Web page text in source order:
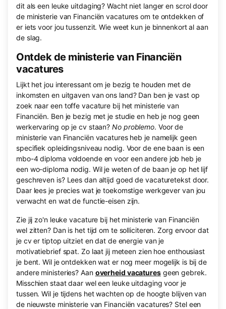
dit als een leuke uitdaging? Wacht niet langer en scrol door
de ministerie van Financiën vacatures om te ontdekken of
er iets voor jou tussenzit. Wie weet kun je binnenkort al aan
de slag.
Ontdek de ministerie van Financiën
vacatures
Lijkt het jou interessant om je bezig te houden met de
inkomsten en uitgaven van ons land? Dan ben je vast op
zoek naar een toffe vacature bij het ministerie van
Financiën. Ben je bezig met je studie en heb je nog geen
werkervaring op je cv staan?No problemo. Voor de
ministerie van Financiën vacatures heb je namelijk geen
specifiek opleidingsniveau nodig. Voor de ene baan is een
mbo-4 diploma voldoende en voor een andere job heb je
een wo-diploma nodig. Wil je weten of de baan je op het lijf
geschreven is? Lees dan altijd goed de vacaturetekst door.
Daar lees je precies wat je toekomstige werkgever van jou
verwacht en wat de functie-eisen zijn.
Zie jij zo'n leuke vacature bij het ministerie van Financiën
wel zitten? Dan is het tijd om te solliciteren. Zorg ervoor dat
je cv er tiptop uitziet en dat de energie van je
motivatiebrief spat. Zo laat jij meteen zien hoe enthousiast
je bent. Wil je ontdekken wat er nog meer mogelijk is bij de
andere ministeries? Aan overheid vacaturesgeen gebrek.
Misschien staat daar wel een leuke uitdaging voor je
tussen. Wil je tijdens het wachten op de hoogte blijven van
de nieuwste ministerie van Financiën vacatures? Stel een